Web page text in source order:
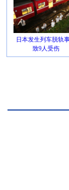
日本发生列车脱轨
致9人受伤